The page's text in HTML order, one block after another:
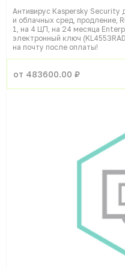
Антивирус Kaspersky Security
и облачных сред, продление,
1, на 4 ЦП, на 24 месяца
электронный ключ
на почту после оплаты!
от 483600.00 ₽